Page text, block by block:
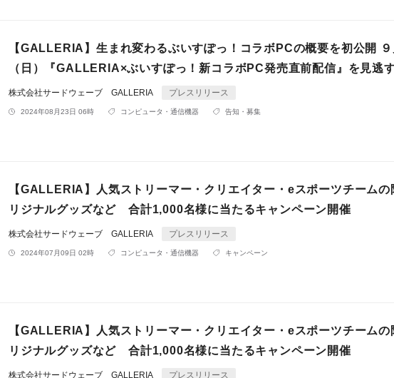
【GALLERIA】生まれ変わるぶいすぽっ！コラボPCの概要を初公開 ９
（日）『GALLERIA×ぶいすぽっ！新コラボPC発売直前配信』を見逃
株式会社サードウェーブ GALLERIA プレスリリース
2024年08月23日 06時 コンピュータ・通信機器 告知・募集
【GALLERIA】人気ストリーマー・クリエイター・eスポーツチームの
リジナルグッズなど 合計1,000名様に当たるキャンペーン開催
株式会社サードウェーブ GALLERIA プレスリリース
2024年07月09日 02時 コンピュータ・通信機器 キャンペーン
【GALLERIA】人気ストリーマー・クリエイター・eスポーツチームの
リジナルグッズなど 合計1,000名様に当たるキャンペーン開催
株式会社サードウェーブ GALLERIA プレスリリース